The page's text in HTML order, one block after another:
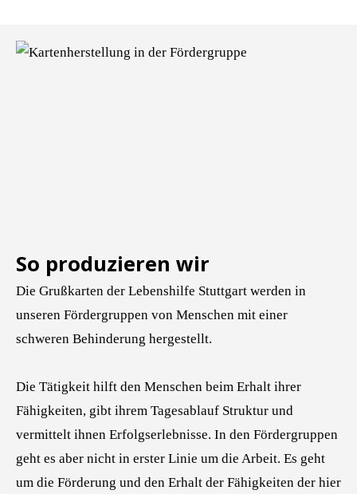
So produzieren wir
Die Grußkarten der Lebenshilfe Stuttgart werden in
unseren Fördergruppen von Menschen mit einer
schweren Behinderung hergestellt.
Die Tätigkeit hilft den Menschen beim Erhalt ihrer
Fähigkeiten, gibt ihrem Tagesablauf Struktur und
vermittelt ihnen Erfolgserlebnisse. In den Fördergruppen
geht es aber nicht in erster Linie um die Arbeit. Es geht
um die Förderung und den Erhalt der Fähigkeiten der hier